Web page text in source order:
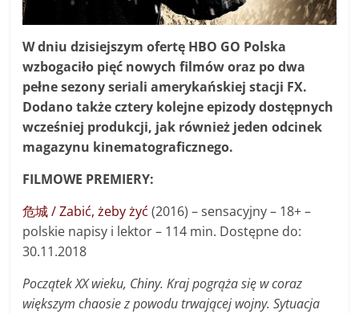
W dniu dzisiejszym ofertę HBO GO Polska
wzbogaciło pięć nowych filmów oraz po dwa
pełne sezony seriali amerykańskiej stacji FX.
Dodano także cztery kolejne epizody dostępnych
wcześniej produkcji, jak również jeden odcinek
magazynu kinematograficznego.
FILMOWE PREMIERY:
危城 / Zabić, żeby żyć (2016) – sensacyjny – 18+ –
polskie napisy i lektor – 114 min. Dostępne do:
30.11.2018
Początek XX wieku, Chiny. Kraj pogrąża się w coraz
większym chaosie z powodu trwającej wojny. Sytuacja